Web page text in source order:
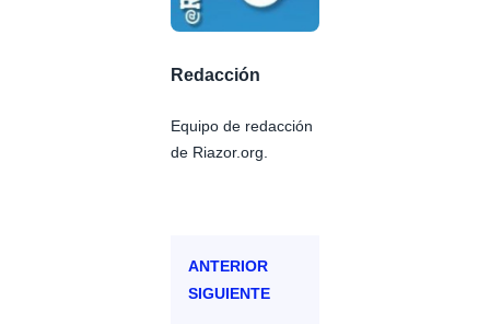
Redacción
Equipo de redacción
de Riazor.org.
ANTERIOR
SIGUIENTE